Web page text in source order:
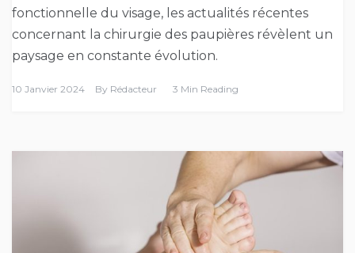
fonctionnelle du visage, les actualités récentes
concernant la chirurgie des paupières révèlent un
paysage en constante évolution.
10 Janvier 2024 By Rédacteur 3 Min Reading